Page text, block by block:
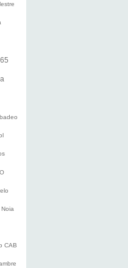
O
Noia
CAB